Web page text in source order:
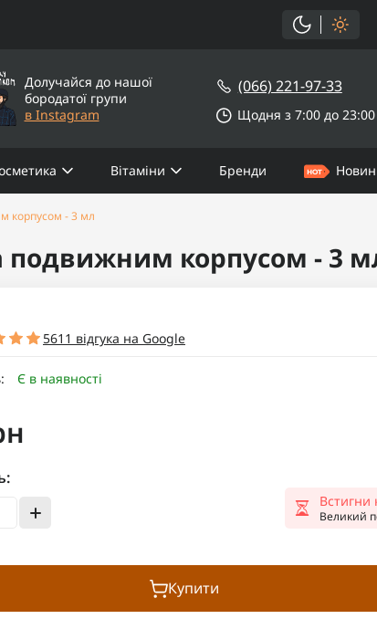
Долучайся до нашої
бородатої групи
в Instagram
(066) 221-97-33
Щодня з 7:00 до 23:00
Вітаміни Бренди
корпусом - 3 мл
подвижним корпусом - 3
5611 відгука на Google
Є в наявності
Встигни
Великий
Купити